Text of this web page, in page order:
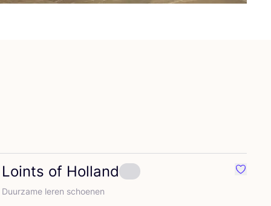
{naam}
Loints of Holland
Duur­za­me leren schoenen